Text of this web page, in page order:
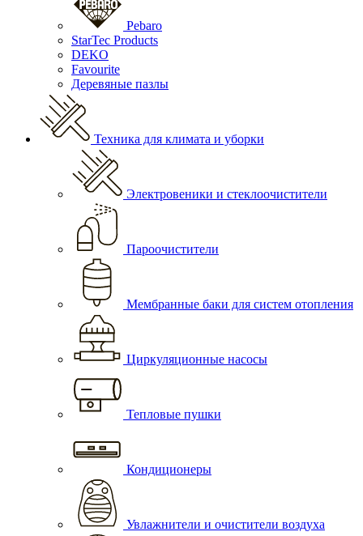
Pebaro
StarTec Products
DEKO
Favourite
Деревяные пазлы
Техника для климата и уборки
Электровеники и стеклоочистители
Пароочистители
Мембранные баки для систем отопления
Циркуляционные насосы
Тепловые пушки
Кондиционеры
Увлажнители и очистители воздуха